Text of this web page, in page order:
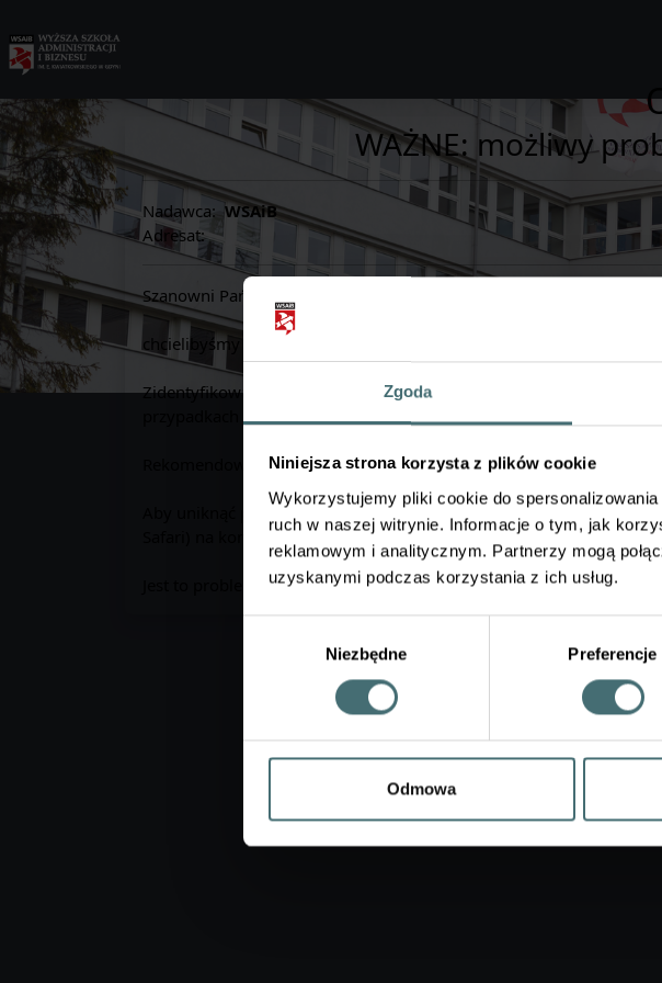
Zgoda
Niniejsza strona korzysta z plików cookie
Wykorzystujemy pliki cookie do
ruch w naszej witrynie. Informacje o tym, jak
reklamowym i analitycznym. Partnerzy mogą
uzyskanymi podczas korzystania z ich usług.
Niezbędne Preferencje
Odmowa
WAŻNE: możliwy
Nadawca: WSAiB
Adresat:
Szanowni Państwo,
chcielibyśmy przekazać ważną informację dotyczącą
Zidentyfikowaliśmy błąd występujący podczas rozwiązywania
przypadkach część pytań może nie wyświetlać się poprawnie, co
Rekomendowane rozwiązanie:
Aby uniknąć problemów technicznych, prosimy, żeby testy w
Safari) na komputerze lub urządzeniu mobilnym, a nie przez
Jest to problem od nas niezależny, gdyż nie mamy wpływu na